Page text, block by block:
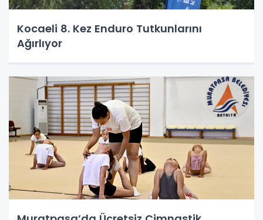
Kocaeli 8. Kez Enduro Tutkunlarını
Ağırlıyor